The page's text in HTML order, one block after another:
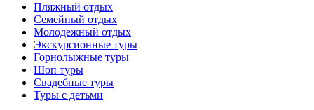
Пляжный отдых
Семейный отдых
Молодежный отдых
Экскурсионные туры
Горнолыжные туры
Шоп туры
Свадебные туры
Туры с детьми